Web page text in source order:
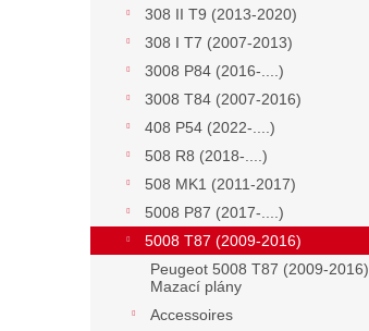
308 II T9 (2013-2020)
308 I T7 (2007-2013)
3008 P84 (2016-....)
3008 T84 (2007-2016)
408 P54 (2022-....)
508 R8 (2018-....)
508 MK1 (2011-2017)
5008 P87 (2017-....)
5008 T87 (2009-2016)
Peugeot 5008 T87 (2009-2016)
Mazací plány
Accessoires